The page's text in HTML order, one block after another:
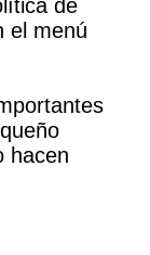
de
el menú
hacen